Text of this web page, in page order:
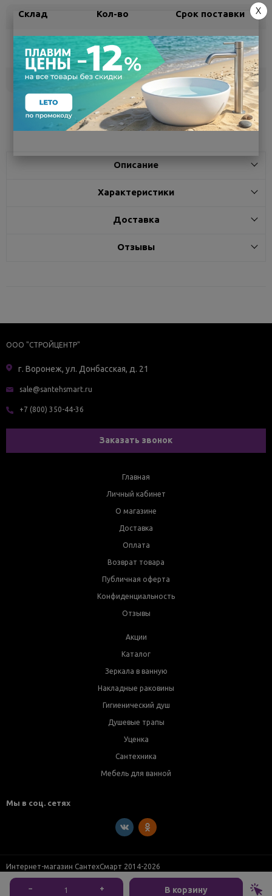
− + В корзину
Склад Кол-во Срок поставки
Воронеж 2
Самовывоз
сегодня
Белгород под заказ 3 - 7 дней
Поделиться
Описание
Характеристики
Доставка
Отзывы
ООО "СТРОЙЦЕНТР"
г. Воронеж, ул. Донбасская, д. 21
sale@santehsmart.ru
+7 (800) 350-44-36
Заказать звонок
Главная
Личный кабинет
О магазине
Доставка
Оплата
Возврат товара
Публичная оферта
Конфиденциальность
Отзывы
Акции
Каталог
Зеркала в ванную
Накладные раковины
Гигиенический душ
Душевые трапы
Уценка
Сантехника
Мебель для ванной
Мы в соц. сетях
Интернет-магазин СантехСмарт 2014-2026
X